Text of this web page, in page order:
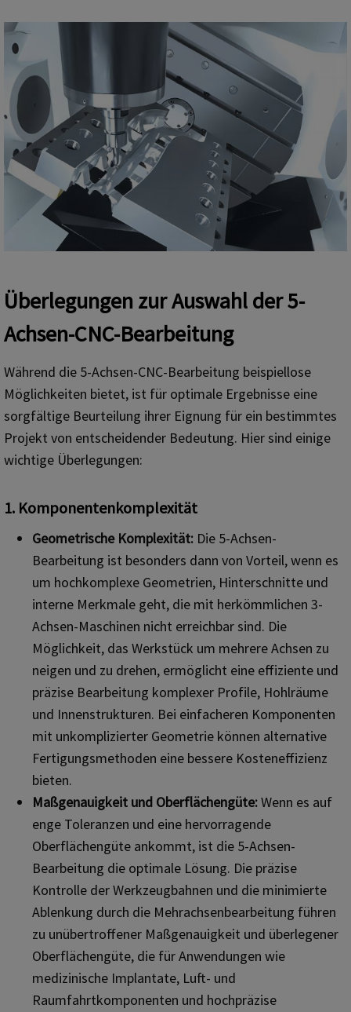
Überlegungen zur Auswahl der 5-
Achsen-CNC-Bearbeitung
Während die 5-Achsen-CNC-Bearbeitung beispiellose
Möglichkeiten bietet, ist für optimale Ergebnisse eine
sorgfältige Beurteilung ihrer Eignung für ein bestimmtes
Projekt von entscheidender Bedeutung. Hier sind einige
wichtige Überlegungen:
1. Komponentenkomplexität
Geometrische Komplexität: Die 5-Achsen-
Bearbeitung ist besonders dann von Vorteil, wenn es
um hochkomplexe Geometrien, Hinterschnitte und
interne Merkmale geht, die mit herkömmlichen 3-
Achsen-Maschinen nicht erreichbar sind. Die
Möglichkeit, das Werkstück um mehrere Achsen zu
neigen und zu drehen, ermöglicht eine effiziente und
präzise Bearbeitung komplexer Profile, Hohlräume
und Innenstrukturen. Bei einfacheren Komponenten
mit unkomplizierter Geometrie können alternative
Fertigungsmethoden eine bessere Kosteneffizienz
bieten.
Maßgenauigkeit und Oberflächengüte:Wenn es auf
enge Toleranzen und eine hervorragende
Oberflächengüte ankommt, ist die 5-Achsen-
Bearbeitung die optimale Lösung. Die präzise
Kontrolle der Werkzeugbahnen und die minimierte
Ablenkung durch die Mehrachsenbearbeitung führen
zu unübertroffener Maßgenauigkeit und überlegener
Oberflächengüte, die für Anwendungen wie
medizinische Implantate, Luft- und
Raumfahrtkomponenten und hochpräzise